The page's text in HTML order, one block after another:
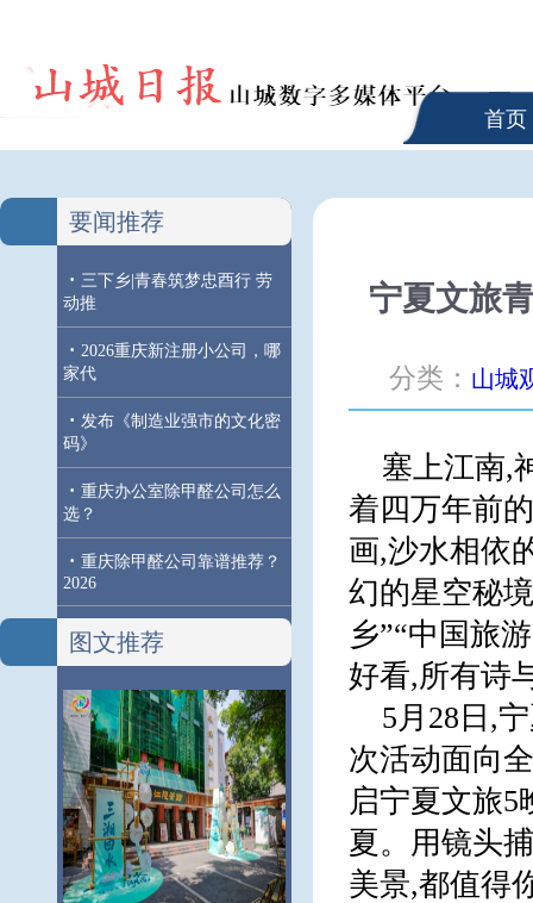
首页
要闻推荐
· 三下乡|青春筑梦忠酉行 劳
动推
· 2026重庆新注册小公司，哪
家代
· 发布《制造业强市的文化密
码》
· 重庆办公室除甲醛公司怎么
选？
· 重庆除甲醛公司靠谱推荐？
2026
图文推荐
宁夏文旅
分类： 山城
塞上江南,
着四万年前
画,沙水相依
幻的星空秘
乡”“中国旅
好看,所有诗
5月28日,
次活动面向
启宁夏文旅5
夏。用镜头
美景,都值得